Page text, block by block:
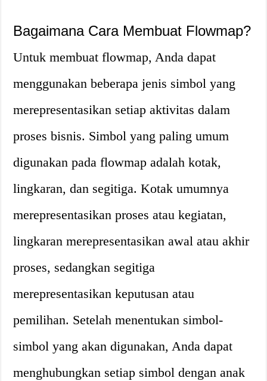
Bagaimana Cara Membuat Flowmap?
Untuk membuat flowmap, Anda dapat
menggunakan beberapa jenis simbol yang
merepresentasikan setiap aktivitas dalam
proses bisnis. Simbol yang paling umum
digunakan pada flowmap adalah kotak,
lingkaran, dan segitiga. Kotak umumnya
merepresentasikan proses atau kegiatan,
lingkaran merepresentasikan awal atau akhir
proses, sedangkan segitiga
merepresentasikan keputusan atau
pemilihan. Setelah menentukan simbol-
simbol yang akan digunakan, Anda dapat
menghubungkan setiap simbol dengan anak